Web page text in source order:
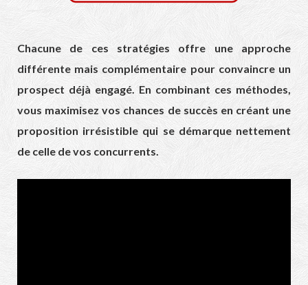
Chacune de ces stratégies offre une approche
différente mais complémentaire pour convaincre un
prospect déjà engagé. En combinant ces méthodes,
vous maximisez vos chances de succès en créant une
proposition irrésistible qui se démarque nettement
de celle de vos concurrents.